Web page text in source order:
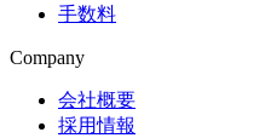
手数料
Company
会社概要
採用情報